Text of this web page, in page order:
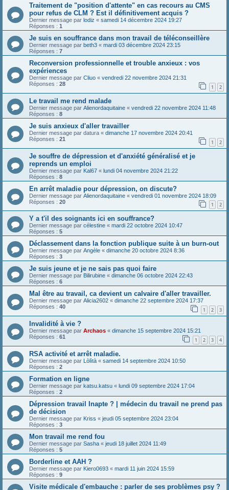
Traitement de "position d'attente" en cas recours au CMS
pour refus de CLM ? Est il définitivement acquis ?
Dernier message par lodiz « samedi 14 décembre 2024 19:27
Réponses : 1
Je suis en souffrance dans mon travail de téléconseillère
Dernier message par beth3 « mardi 03 décembre 2024 23:15
Réponses : 7
Reconversion professionnelle et trouble anxieux : vos
expériences
Dernier message par Cliuo « vendredi 22 novembre 2024 21:31
Réponses : 28 1 2
Le travail me rend malade
Dernier message par Alienordaquitaine « vendredi 22 novembre 2024 11:48
Réponses : 8
Je suis anxieux d'aller travailler
Dernier message par datura « dimanche 17 novembre 2024 20:41
Réponses : 21 1 2
Je souffre de dépression et d'anxiété généralisé et je
reprends un emploi
Dernier message par Kal67 « lundi 04 novembre 2024 21:22
Réponses : 8
En arrêt maladie pour dépression, on discute?
Dernier message par Alienordaquitaine « vendredi 01 novembre 2024 18:09
Réponses : 20 1 2
Y a t'il des soignants ici en souffrance?
Dernier message par célestine « mardi 22 octobre 2024 10:47
Réponses : 5
Déclassement dans la fonction publique suite à un burn-out
Dernier message par Angèle « dimanche 20 octobre 2024 8:36
Réponses : 3
Je suis jeune et je ne sais pas quoi faire
Dernier message par Bilirubine « dimanche 06 octobre 2024 22:43
Réponses : 6
Mal être au travail, ca devient un calvaire d'aller travailler.
Dernier message par Alicia2602 « dimanche 22 septembre 2024 17:37
Réponses : 40 1 2 3
Invalidité à vie ?
Dernier message par Archaos « dimanche 15 septembre 2024 15:21
Réponses : 61 1 2 3 4
RSA activité et arrêt maladie.
Dernier message par Lòlìtà « samedi 14 septembre 2024 10:50
Réponses : 2
Formation en ligne
Dernier message par katsu.katsu « lundi 09 septembre 2024 17:04
Réponses : 2
Dépression travail Inapte ? | médecin du travail ne prend pas
de décision
Dernier message par Kriss « jeudi 05 septembre 2024 23:04
Réponses : 3
Mon travail me rend fou
Dernier message par Sasha « jeudi 18 juillet 2024 11:49
Réponses : 5
Borderline et AAH ?
Dernier message par Kiero0693 « mardi 11 juin 2024 15:59
Réponses : 9
Visite médicale d'embauche : parler de ses problèmes psy ?